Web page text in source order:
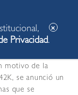
competencia
desvíos y rutas
motivo de la
se anunció un
que se
Privacidad.